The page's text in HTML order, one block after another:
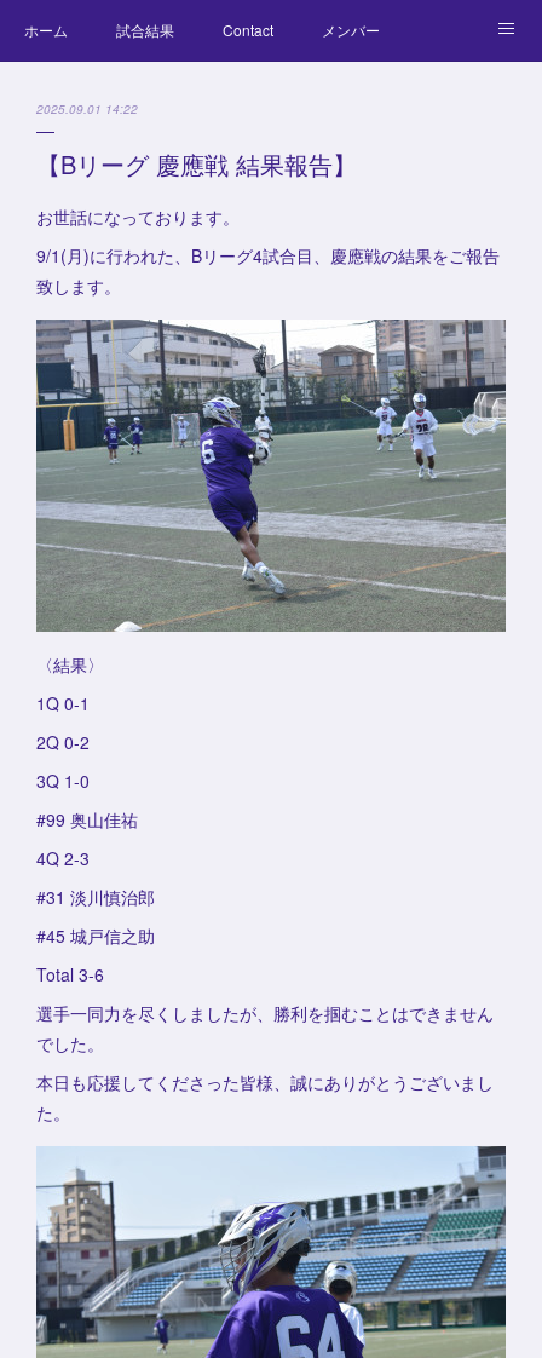
ホーム 試合結果 Contact メンバー
2025.09.01 14:22
【Bリーグ 慶應戦 結果報告】
お世話になっております。
9/1(月)に行われた、Bリーグ4試合目、慶應戦の結果をご報告
致します。
〈結果〉
1Q 0-1
2Q 0-2
3Q 1-0
#99 奥山佳祐
4Q 2-3
#31 淡川慎治郎
#45 城戸信之助
Total 3-6
選手一同力を尽くしましたが、勝利を掴むことはできません
でした。
本日も応援してくださった皆様、誠にありがとうございまし
た。